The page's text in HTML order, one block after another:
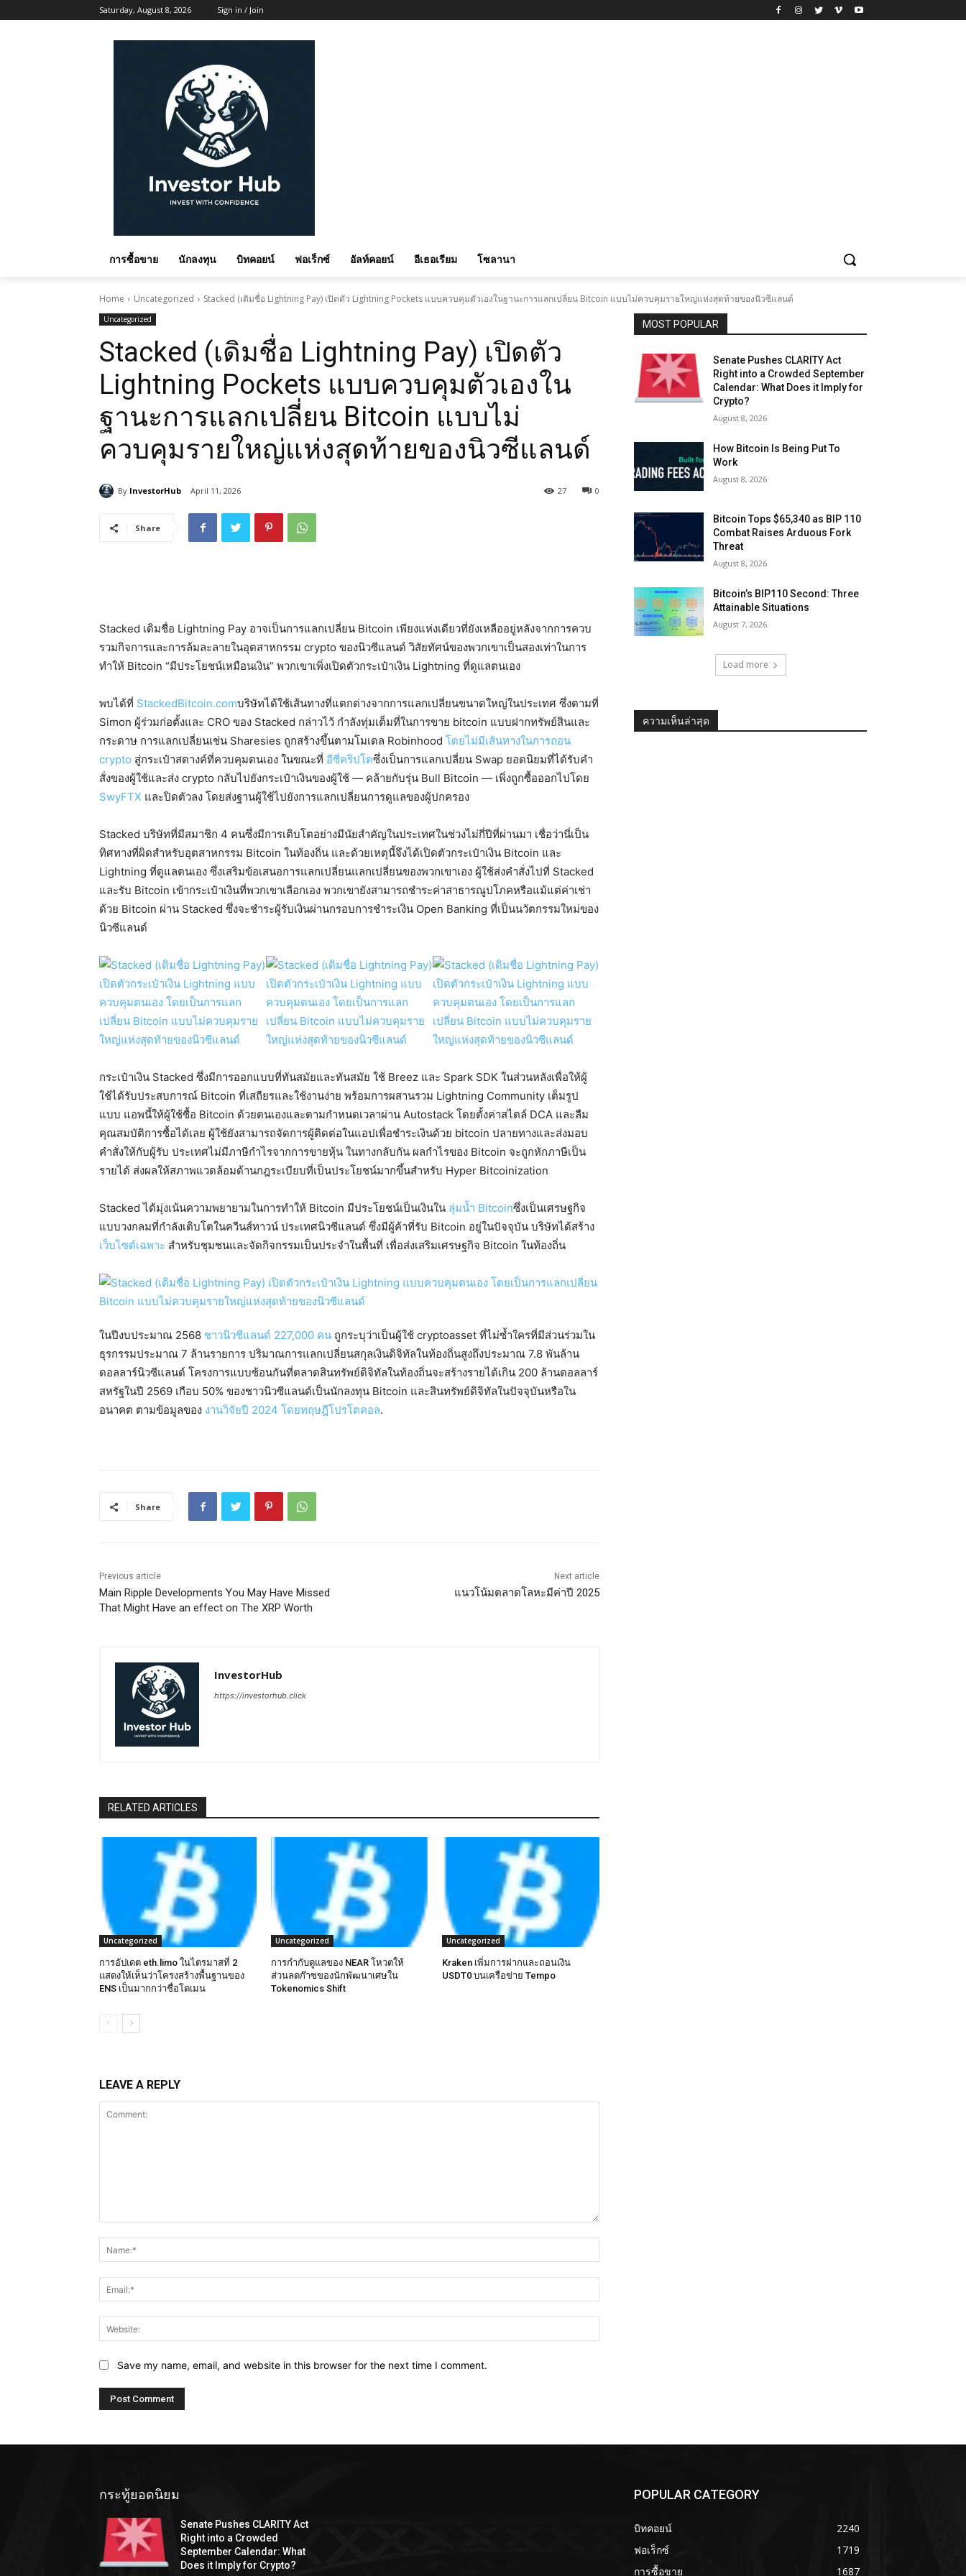
Saturday, August 8, 2026 Sign in / Join
การซื้อขาย นักลงทุน บิทคอยน์ ฟอเร็กซ์ อัลท์คอยน์ อีเธอเรียม โซลานา
Home Uncategorized Stacked (เดิมชื่อ Lightning Pay) เปิดตัว Lightning Pockets แบบควบคุมตัวเองในฐานะการแลกเปลี่ยน Bitcoin แบบไม่ควบคุมรายใหญ่แห่งสุดท้ายของนิวซีแลนด์
Uncategorized
Stacked (เดิมชื่อ Lightning Pay) เปิดตัว
Lightning Pockets แบบควบคุมตัวเองใน
ฐานะการแลกเปลี่ยน Bitcoin แบบไม่
ควบคุมรายใหญ่แห่งสุดท้ายของนิวซีแลนด์
By InvestorHub April 11, 2026 0
27
Share
Stacked เดิมชื่อ Lightning Pay อาจเป็นการแลกเปลี่ยน Bitcoin เพียงแห่งเดียวที่ยังเหลืออยู่หลังจากการควบ
รวมกิจการและการล้มละลายในอุตสาหกรรม crypto ของนิวซีแลนด์ วิสัยทัศน์ของพวกเขาเป็นสองเท่าในการ
ทำให้ Bitcoin “มีประโยชน์เหมือนเงิน” พวกเขาเพิ่งเปิดตัวกระเป๋าเงิน Lightning ที่ดูแลตนเอง
พบได้ที่ StackedBitcoin.comบริษัทได้ใช้เส้นทางที่แตกต่างจากการแลกเปลี่ยนขนาดใหญ่ในประเทศ ซึ่งตามที่
Simon ผู้ร่วมก่อตั้งและ CRO ของ Stacked กล่าวไว้ กำลังทุ่มเต็มที่ในการขาย bitcoin แบบฝากทรัพย์สินและ
กระดาษ การแลกเปลี่ยนเช่น Sharesies ถูกสร้างขึ้นตามโมเดล Robinhood โดยไม่มีเส้นทางในการถอน
crypto สู่กระเป๋าสตางค์ที่ควบคุมตนเอง ในขณะที่ อีซี่คริปโตซึ่งเป็นการแลกเปลี่ยน Swap ยอดนิยมที่ได้รับคำ
สั่งของผู้ใช้และส่ง crypto กลับไปยังกระเป๋าเงินของผู้ใช้ — คล้ายกับรุ่น Bull Bitcoin — เพิ่งถูกซื้อออกไปโดย
SwyFTX และปิดตัวลง โดยส่งฐานผู้ใช้ไปยังการแลกเปลี่ยนการดูแลของผู้ปกครอง
Stacked บริษัทที่มีสมาชิก 4 คนซึ่งมีการเติบโตอย่างมีนัยสำคัญในประเทศในช่วงไม่กี่ปีที่ผ่านมา เชื่อว่านี่เป็น
ทิศทางที่ผิดสำหรับอุตสาหกรรม Bitcoin ในท้องถิ่น และด้วยเหตุนี้จึงได้เปิดตัวกระเป๋าเงิน Bitcoin และ
Lightning ที่ดูแลตนเอง ซึ่งเสริมข้อเสนอการแลกเปลี่ยนแลกเปลี่ยนของพวกเขาเอง ผู้ใช้ส่งคำสั่งไปที่ Stacked
และรับ Bitcoin เข้ากระเป๋าเงินที่พวกเขาเลือกเอง พวกเขายังสามารถชำระค่าสาธารณูปโภคหรือแม้แต่ค่าเช่า
ด้วย Bitcoin ผ่าน Stacked ซึ่งจะชำระผู้รับเงินผ่านกรอบการชำระเงิน Open Banking ที่เป็นนวัตกรรมใหม่ของ
นิวซีแลนด์
กระเป๋าเงิน Stacked ซึ่งมีการออกแบบที่ทันสมัยและทันสมัย ​​ใช้ Breez และ Spark SDK ในส่วนหลังเพื่อให้ผู้
ใช้ได้รับประสบการณ์ Bitcoin ที่เสถียรและใช้งานง่าย พร้อมการผสานรวม Lightning Community เต็มรูป
แบบ แอพนี้ให้ผู้ใช้ซื้อ Bitcoin ด้วยตนเองและตามกำหนดเวลาผ่าน Autostack โดยตั้งค่าสไตล์ DCA และลืม
คุณสมบัติการซื้อได้เลย ผู้ใช้ยังสามารถจัดการผู้ติดต่อในแอปเพื่อชำระเงินด้วย bitcoin ปลายทางและส่งมอบ
คำสั่งให้กับผู้รับ ประเทศไม่มีภาษีกำไรจากการขายหุ้น ในทางกลับกัน ผลกำไรของ Bitcoin จะถูกหักภาษีเป็น
รายได้ ส่งผลให้สภาพแวดล้อมด้านกฎระเบียบที่เป็นประโยชน์มากขึ้นสำหรับ Hyper Bitcoinization
Stacked ได้มุ่งเน้นความพยายามในการทำให้ Bitcoin มีประโยชน์เป็นเงินใน ลุ่มน้ำ Bitcoinซึ่งเป็นเศรษฐกิจ
แบบวงกลมที่กำลังเติบโตในควีนส์ทาวน์ ประเทศนิวซีแลนด์ ซึ่งมีผู้ค้าที่รับ Bitcoin อยู่ในปัจจุบัน บริษัทได้สร้าง
เว็บไซต์เฉพาะ สำหรับชุมชนและจัดกิจกรรมเป็นประจำในพื้นที่ เพื่อส่งเสริมเศรษฐกิจ Bitcoin ในท้องถิ่น
ในปีงบประมาณ 2568 ชาวนิวซีแลนด์ 227,000 คน ถูกระบุว่าเป็นผู้ใช้ cryptoasset ที่ไม่ซ้ำใครที่มีส่วนร่วมใน
ธุรกรรมประมาณ 7 ล้านรายการ ปริมาณการแลกเปลี่ยนสกุลเงินดิจิทัลในท้องถิ่นสูงถึงประมาณ 7.8 พันล้าน
ดอลลาร์นิวซีแลนด์ โครงการแบบซ้อนกันที่ตลาดสินทรัพย์ดิจิทัลในท้องถิ่นจะสร้างรายได้เกิน 200 ล้านดอลลาร์
สหรัฐในปี 2569 เกือบ 50% ของชาวนิวซีแลนด์เป็นนักลงทุน Bitcoin และสินทรัพย์ดิจิทัลในปัจจุบันหรือใน
อนาคต ตามข้อมูลของ งานวิจัยปี 2024 โดยทฤษฎีโปรโตคอล.
Share
Previous article
Main Ripple Developments You May Have Missed
That Might Have an effect on The XRP Worth
Next article
แนวโน้มตลาดโลหะมีค่าปี 2025
InvestorHub
https://investorhub.click
RELATED ARTICLES
Uncategorized
การอัปเดต eth.limo ในไตรมาสที่ 2
แสดงให้เห็นว่าโครงสร้างพื้นฐานของ
ENS เป็นมากกว่าชื่อโดเมน
Uncategorized
การกำกับดูแลของ NEAR โหวตให้
ส่วนลดก๊าซของนักพัฒนาเศษใน
Tokenomics Shift
Uncategorized
Kraken เพิ่มการฝากและถอนเงิน
USDT0 บนเครือข่าย Tempo
LEAVE A REPLY
Save my name, email, and website in this browser for the next time I comment.
MOST POPULAR
Senate Pushes CLARITY Act
Right into a Crowded September
Calendar: What Does it Imply for
Crypto?
August 8, 2026
How Bitcoin Is Being Put To
Work
August 8, 2026
Bitcoin Tops $65,340 as BIP 110
Combat Raises Arduous Fork
Threat
August 8, 2026
Bitcoin’s BIP110 Second: Three
Attainable Situations
August 7, 2026
Load more
ความเห็นล่าสุด
กระทู้ยอดนิยม
Senate Pushes CLARITY Act
Right into a Crowded
September Calendar: What
Does it Imply for Crypto?
POPULAR CATEGORY
บิทคอยน์
2240
ฟอเร็กซ์
1719
การซื้อขาย
1687